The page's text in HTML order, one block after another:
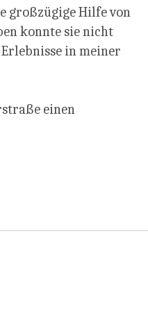
großzügige Hilfe von
konnte sie nicht
in meiner
einen